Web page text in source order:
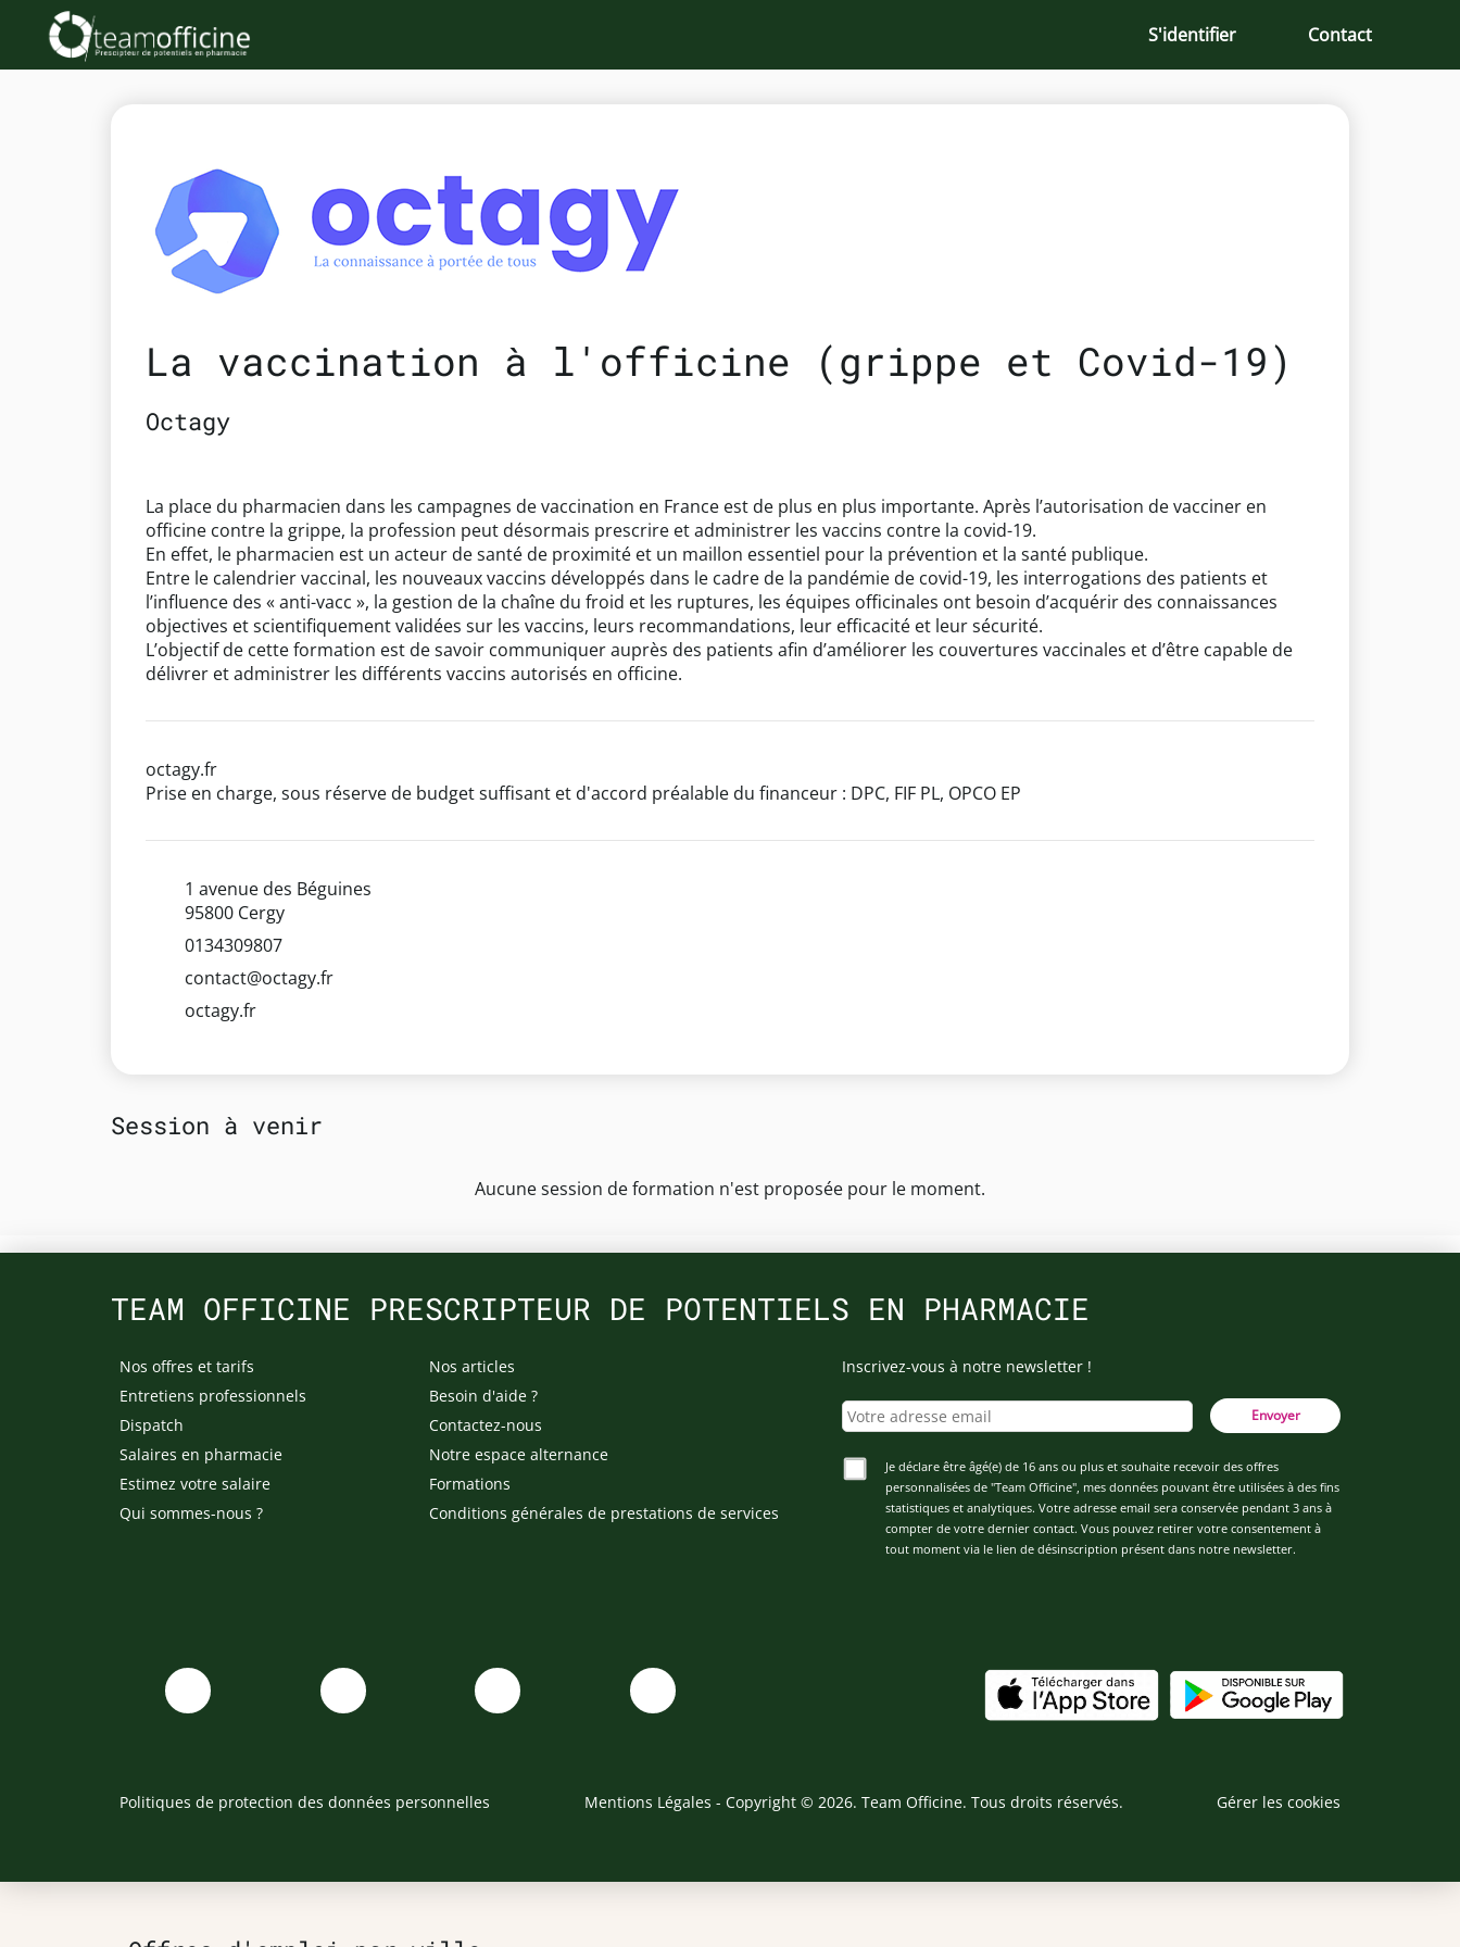
S'identifier Contact
La vaccination à l'officine (grippe et Covid-19)
Octagy
La place du pharmacien dans les campagnes de vaccination en France est de plus en plus importante. Après l’autorisation de vacciner en
officine contre la grippe, la profession peut désormais prescrire et administrer les vaccins contre la covid-19.
En effet, le pharmacien est un acteur de santé de proximité et un maillon essentiel pour la prévention et la santé publique.
Entre le calendrier vaccinal, les nouveaux vaccins développés dans le cadre de la pandémie de covid-19, les interrogations des patients et
l’influence des « anti-vacc », la gestion de la chaîne du froid et les ruptures, les équipes officinales ont besoin d’acquérir des connaissances
objectives et scientifiquement validées sur les vaccins, leurs recommandations, leur efficacité et leur sécurité.
L’objectif de cette formation est de savoir communiquer auprès des patients afin d’améliorer les couvertures vaccinales et d’être capable de
délivrer et administrer les différents vaccins autorisés en officine.
octagy.fr
Prise en charge, sous réserve de budget suffisant et d'accord préalable du financeur : DPC, FIF PL, OPCO EP
1 avenue des Béguines
95800 Cergy
0134309807
contact@octagy.fr
octagy.fr
Session à venir
Aucune session de formation n'est proposée pour le moment.
TEAM OFFICINE PRESCRIPTEUR DE POTENTIELS EN PHARMACIE
Nos offres et tarifs
Entretiens professionnels
Dispatch
Salaires en pharmacie
Estimez votre salaire
Qui sommes-nous ?
Nos articles
Besoin d'aide ?
Contactez-nous
Notre espace alternance
Formations
Conditions générales de prestations de services
Inscrivez-vous à notre newsletter !
Envoyer
Je déclare être âgé(e) de 16 ans ou plus et souhaite recevoir des offres
personnalisées de "Team Officine", mes données pouvant être utilisées à des fins
statistiques et analytiques. Votre adresse email sera conservée pendant 3 ans à
compter de votre dernier contact. Vous pouvez retirer votre consentement à
tout moment via le lien de désinscription présent dans notre newsletter.
Politiques de protection des données personnelles Mentions Légales - Copyright © 2026. Team Officine. Tous droits réservés. Gérer les cookies